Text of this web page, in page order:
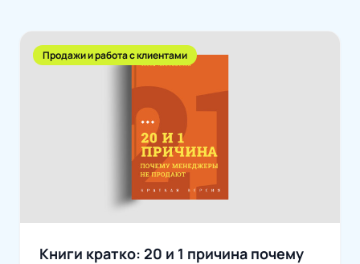
Продажи и работа с клиентами
Книги кратко: 20 и 1 причина почему